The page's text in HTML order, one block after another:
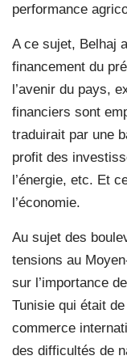
performance
A ce sujet, Belhaj
financement du
l’avenir du pays,
financiers sont
traduirait par une
profit des
l’énergie, etc. Et
l’économie.
Au sujet des
tensions au
sur l’importance
Tunisie qui était
commerce
des difficultés de